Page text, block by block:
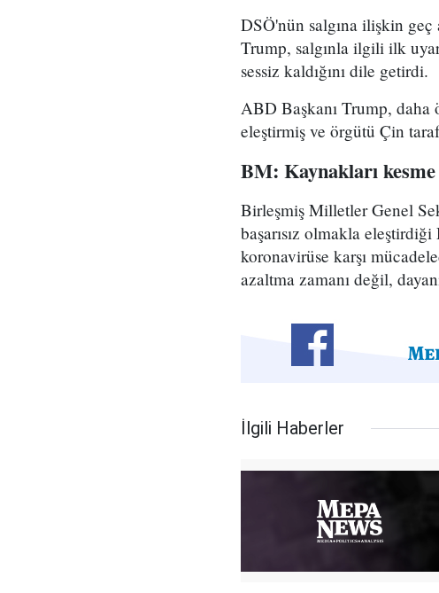
DSÖ'nün salgına ilişkin geç
Trump, salgınla ilgili ilk
sessiz kaldığını dile getirdi.
ABD Başkanı Trump, daha
eleştirmiş ve örgütü Çin
BM: Kaynakları kesme
Birleşmiş Milletler Genel
başarısız olmakla
koronavirüse karşı
azaltma zamanı değil,
İlgili Haberler